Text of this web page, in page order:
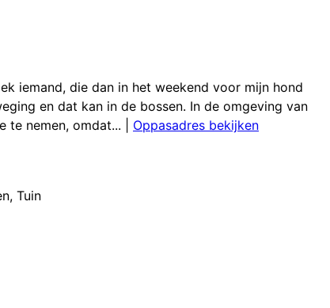
iemand, die dan in het weekend voor mijn hond
en dat kan in de bossen. In de omgeving van
te nemen, omdat...
Oppasadres bekijken
, Tuin